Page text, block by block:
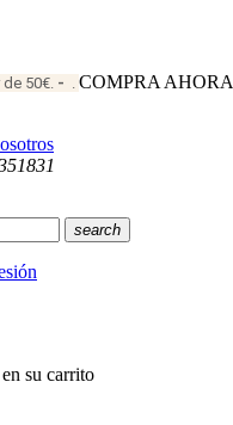
de 50€. - . COMPRA AHORA
search
su carrito